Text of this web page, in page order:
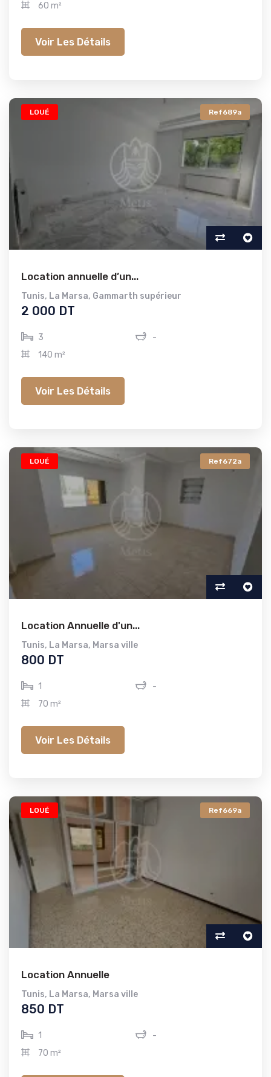
60 m²
Voir Les Détails
LOUÉ Ref689a
Location annuelle d’un...
Tunis, La Marsa, Gammarth supérieur
2 000 DT
3
-
140 m²
Voir Les Détails
LOUÉ Ref672a
Location Annuelle d'un...
Tunis, La Marsa, Marsa ville
800 DT
1
-
70 m²
Voir Les Détails
LOUÉ Ref669a
Location Annuelle
Tunis, La Marsa, Marsa ville
850 DT
1
-
70 m²